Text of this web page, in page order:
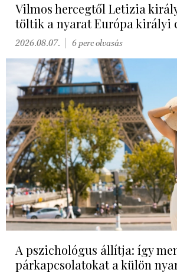
Vilmos hercegtől Letizia
töltik a nyarat Európa királyi
2026.08.07. 6 perc olvasás
A pszichológus állítja: így
párkapcsolatokat a külön